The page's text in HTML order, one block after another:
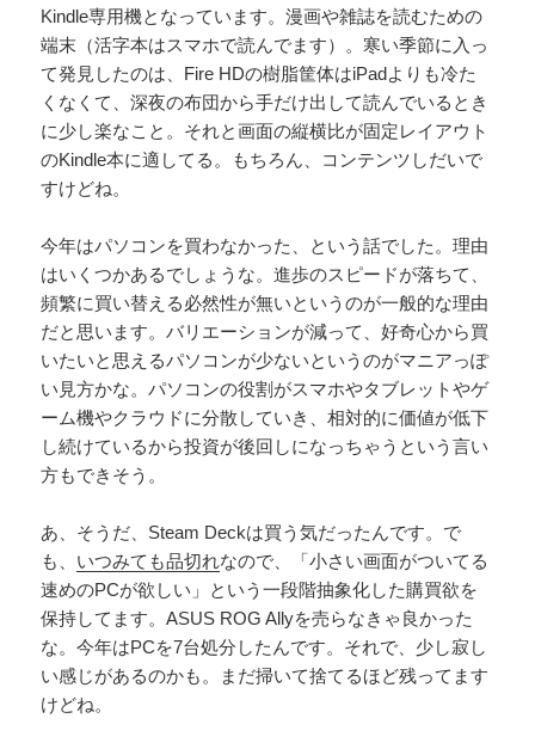
Kindle専用機となっています。漫画や雑誌を読むための
端末（活字本はスマホで読んでます）。寒い季節に入っ
て発見したのは、Fire HDの樹脂筐体はiPadよりも冷た
くなくて、深夜の布団から手だけ出して読んでいるとき
に少し楽なこと。それと画面の縦横比が固定レイアウト
のKindle本に適してる。もちろん、コンテンツしだいで
すけどね。
今年はパソコンを買わなかった、という話でした。理由
はいくつかあるでしょうな。進歩のスピードが落ちて、
頻繁に買い替える必然性が無いというのが一般的な理由
だと思います。バリエーションが減って、好奇心から買
いたいと思えるパソコンが少ないというのがマニアっぽ
い見方かな。パソコンの役割がスマホやタブレットやゲ
ーム機やクラウドに分散していき、相対的に価値が低下
し続けているから投資が後回しになっちゃうという言い
方もできそう。
あ、そうだ、Steam Deckは買う気だったんです。で
も、 いつみても品切れなので、「小さい画面がついてる
速めのPCが欲しい」という一段階抽象化した購買欲を
保持してます。ASUS ROG Allyを売らなきゃ良かった
な。今年はPCを7台処分したんです。それで、少し寂し
い感じがあるのかも。まだ掃いて捨てるほど残ってます
けどね。